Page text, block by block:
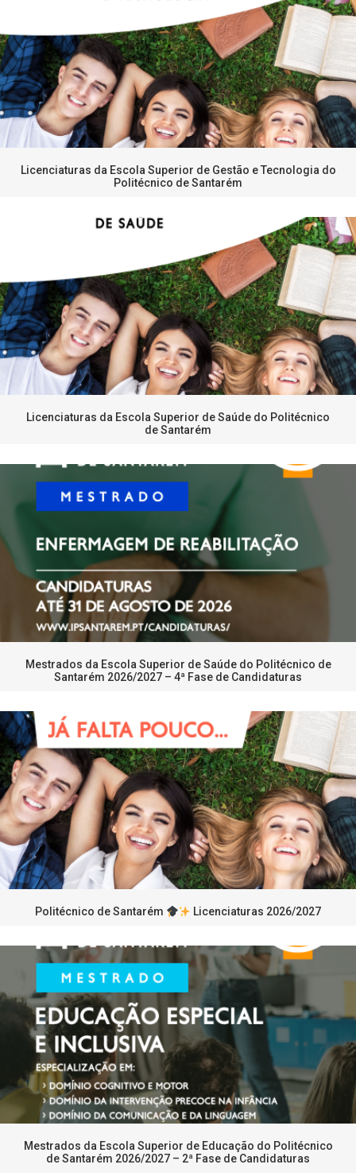
Licenciaturas da Escola Superior de Gestão e Tecnologia do
Politécnico de Santarém
Licenciaturas da Escola Superior de Saúde do Politécnico
de Santarém
Mestrados da Escola Superior de Saúde do Politécnico de
Santarém 2026/2027 – 4ª Fase de Candidaturas
Politécnico de Santarém Licenciaturas 2026/2027
Mestrados da Escola Superior de Educação do Politécnico
de Santarém 2026/2027 – 2ª Fase de Candidaturas